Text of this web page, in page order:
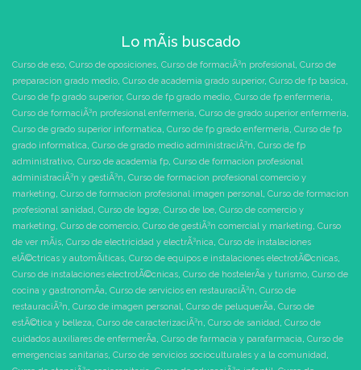
Lo mÃ¡s buscado
Curso de eso, Curso de oposiciones, Curso de formaciÃ³n profesional, Curso de
preparacion grado medio, Curso de academia grado superior, Curso de fp basica,
Curso de fp grado superior, Curso de fp grado medio, Curso de fp enfermeria,
Curso de formaciÃ³n profesional enfermeria, Curso de grado superior enfermeria,
Curso de grado superior informatica, Curso de fp grado enfermeria, Curso de fp
grado informatica, Curso de grado medio administraciÃ³n, Curso de fp
administrativo, Curso de academia fp, Curso de formacion profesional
administraciÃ³n y gestiÃ³n, Curso de formacion profesional comercio y
marketing, Curso de formacion profesional imagen personal, Curso de formacion
profesional sanidad, Curso de logse, Curso de loe, Curso de comercio y
marketing, Curso de comercio, Curso de gestiÃ³n comercial y marketing, Curso
de ver mÃ¡s, Curso de electricidad y electrÃ³nica, Curso de instalaciones
elÃ©ctricas y automÃ¡ticas, Curso de equipos e instalaciones electrotÃ©cnicas,
Curso de instalaciones electrotÃ©cnicas, Curso de hostelerÃ­a y turismo, Curso de
cocina y gastronomÃ­a, Curso de servicios en restauraciÃ³n, Curso de
restauraciÃ³n, Curso de imagen personal, Curso de peluquerÃ­a, Curso de
estÃ©tica y belleza, Curso de caracterizaciÃ³n, Curso de sanidad, Curso de
cuidados auxiliares de enfermerÃ­a, Curso de farmacia y parafarmacia, Curso de
emergencias sanitarias, Curso de servicios socioculturales y a la comunidad,